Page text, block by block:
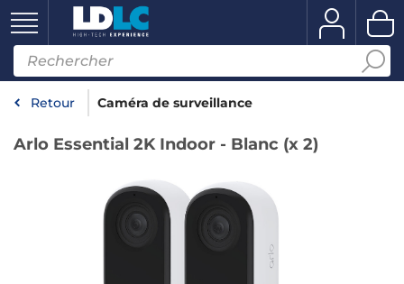
Retour Caméra de surveillance
Arlo Essential 2K Indoor - Blanc (x 2)